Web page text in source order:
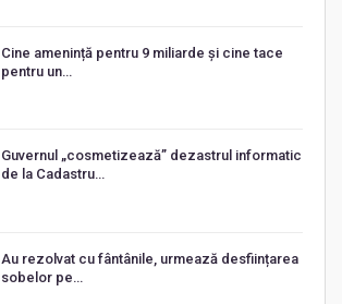
Cine amenință pentru 9 miliarde și cine tace
pentru un…
Guvernul „cosmetizează” dezastrul informatic
de la Cadastru…
Au rezolvat cu fântânile, urmează desființarea
sobelor pe…